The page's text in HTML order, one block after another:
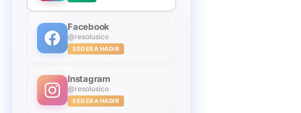
Facebook
@resolusico
SEGERA HADIR
Instagram
@resolusico
SEGERA HADIR